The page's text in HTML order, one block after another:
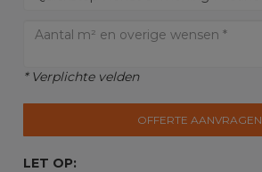
* Verplichte velden
OFFERTE AANVRAGEN
LET OP: